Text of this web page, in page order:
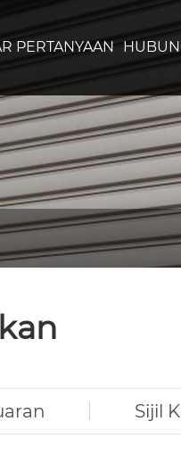
PERTANYAAN
Sijil